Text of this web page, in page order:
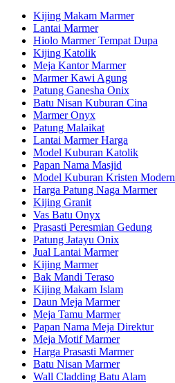
Kijing Makam Marmer
Lantai Marmer
Hiolo Marmer Tempat Dupa
Kijing Katolik
Meja Kantor Marmer
Marmer Kawi Agung
Patung Ganesha Onix
Batu Nisan Kuburan Cina
Marmer Onyx
Patung Malaikat
Lantai Marmer Harga
Model Kuburan Katolik
Papan Nama Masjid
Model Kuburan Kristen Modern
Harga Patung Naga Marmer
Kijing Granit
Vas Batu Onyx
Prasasti Peresmian Gedung
Patung Jatayu Onix
Jual Lantai Marmer
Kijing Marmer
Bak Mandi Teraso
Kijing Makam Islam
Daun Meja Marmer
Meja Tamu Marmer
Papan Nama Meja Direktur
Meja Motif Marmer
Harga Prasasti Marmer
Batu Nisan Marmer
Wall Cladding Batu Alam